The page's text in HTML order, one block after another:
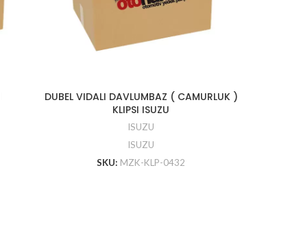
DUBEL VIDALI DAVLUMBAZ ( CAMURLUK )
KLIPSI ISUZU
ISUZU
ISUZU
SKU: MZK-KLP-0432